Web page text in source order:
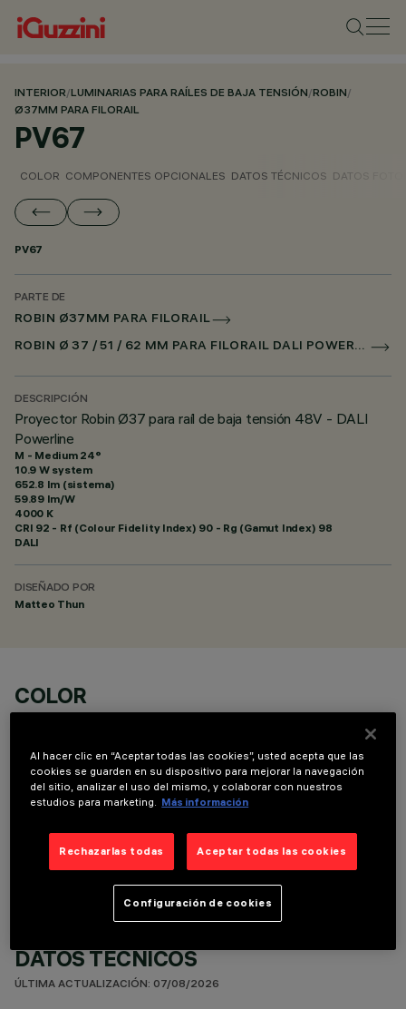
INTERIOR/LUMINARIAS PARA RAÍLES DE BAJA TENSIÓN/ROBIN/
Ø37MM PARA FILORAIL
PV67
COLOR COMPONENTES OPCIONALES DATOS TÉCNICOS DATOS
PV67
PARTE DE
ROBIN Ø37MM PARA FILORAIL
ROBIN Ø 37 / 51 / 62 MM PARA FILORAIL DALI POWERLINE
DESCRIPCIÓN
Proyector Robin Ø37 para raíl de baja tensión 48V - DALI
Powerline
M - Medium 24°
10.9 W system
652.8 lm (sistema)
59.89 lm/W
4000 K
CRI 92 - Rf (Colour Fidelity Index) 90 - Rg (Gamut Index) 98
DALI
DISEÑADO POR
Matteo Thun
COLOR
COMPONENTES OPCIONALES
DATOS TÉCNICOS
ÚLTIMA ACTUALIZACIÓN: 07/08/2026
Al hacer clic en “Aceptar todas las cookies”, usted acepta que las
cookies se guarden en su dispositivo para mejorar la navegación
del sitio, analizar el uso del mismo, y colaborar con nuestros
estudios para marketing.
Más información
Rechazarlas todas Aceptar todas las cookies
Configuración de cookies